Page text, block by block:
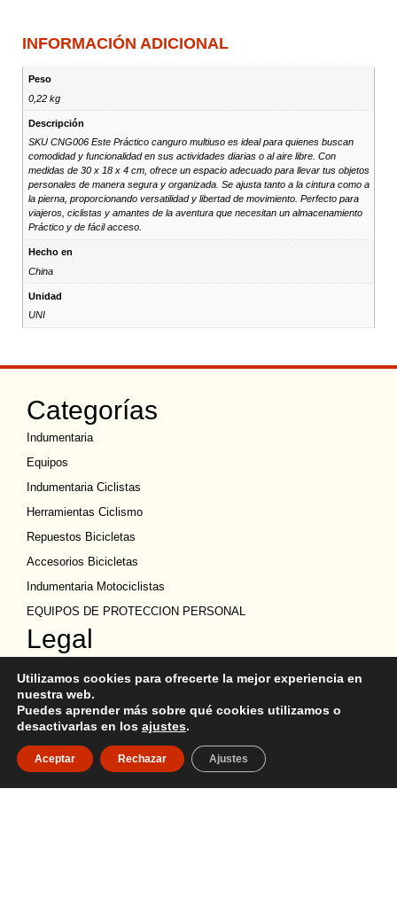
INFORMACIÓN ADICIONAL
Peso
0,22 kg
Descripción
SKU CNG006 Este Práctico canguro multiuso es ideal para quienes buscan
comodidad y funcionalidad en sus actividades diarias o al aire libre. Con
medidas de 30 x 18 x 4 cm, ofrece un espacio adecuado para llevar tus objetos
personales de manera segura y organizada. Se ajusta tanto a la cintura como a
la pierna, proporcionando versatilidad y libertad de movimiento. Perfecto para
viajeros, ciclistas y amantes de la aventura que necesitan un almacenamiento
Práctico y de fácil acceso.
Hecho en
China
Unidad
UNI
Categorías
Indumentaria
Equipos
Indumentaria Ciclistas
Herramientas Ciclismo
Repuestos Bicicletas
Accesorios Bicicletas
Indumentaria Motociclistas
EQUIPOS DE PROTECCION PERSONAL
Legal
Términos y condiciones
Política de Cookies
Descargo de Responsabilidad
Copyright
Utilizamos cookies para ofrecerte la mejor experiencia en
nuestra web.
Puedes aprender más sobre qué cookies utilizamos o
desactivarlas en los ajustes.
Aceptar Rechazar Ajustes